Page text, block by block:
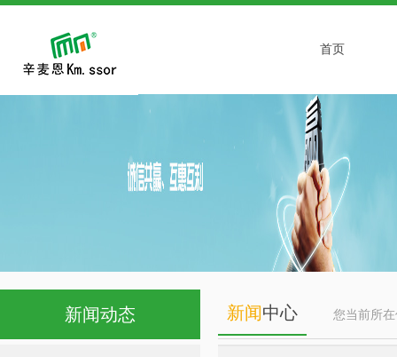
首页
新闻动态 新闻中心 您当前所